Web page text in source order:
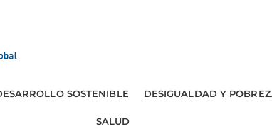
SOSTENIBLE DESIGUALDAD Y
SALUD